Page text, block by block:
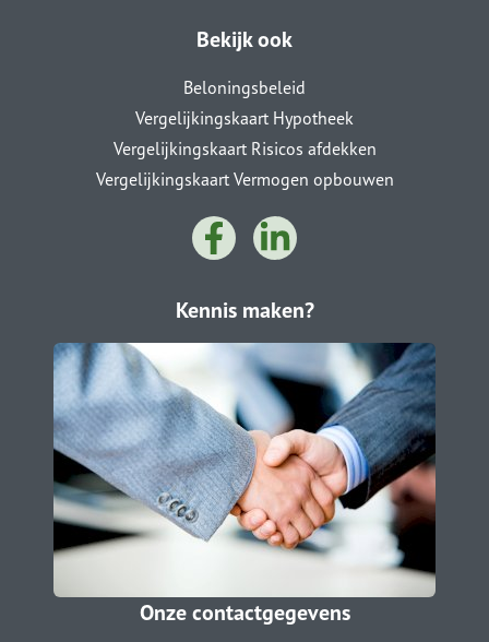
Bekijk ook
Beloningsbeleid
Vergelijkingskaart Hypotheek
Vergelijkingskaart Risicos afdekken
Vergelijkingskaart Vermogen opbouwen
Kennis maken?
Onze contactgegevens